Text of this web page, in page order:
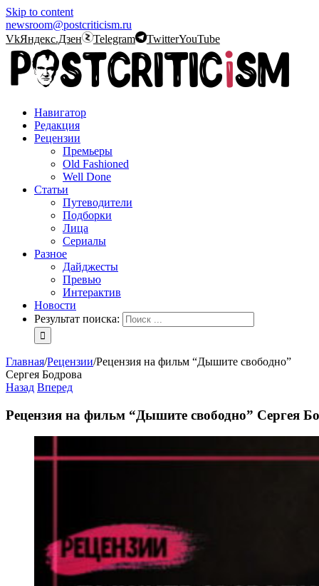
Skip to content
newsroom@postcriticism.ru
VkЯндекс.Дзен Telegram TwitterYouTube
Навигатор
Редакция
Рецензии
Премьеры
Old Fashioned
Well Done
Статьи
Путеводители
Подборки
Лица
Сериалы
Разное
Дайджесты
Превью
Интерактив
Новости
Результат поиска:
Главная/Рецензии/Рецензия на фильм “Дышите свободно”
Сергея Бодрова
Назад Вперед
Рецензия на фильм “Дышите свободно” Сергея